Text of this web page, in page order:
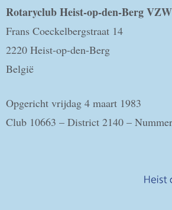
Rotaryclub Heist-op-den-Berg VZW
Frans Coeckelbergstraat 14
2220 Heist-op-den-Berg
België
Opgericht vrijdag 4 maart 1983
Club 10663 – District 2140 –